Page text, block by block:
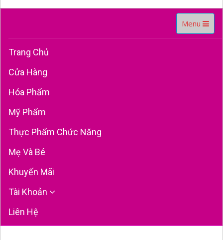
Toggle
navigation
Menu
Trang Chủ
Cửa Hàng
Hóa Phẩm
Mỹ Phẩm
Thực Phẩm Chức Năng
Mẹ Và Bé
Khuyến Mãi
Tài Khoản
Liên Hệ